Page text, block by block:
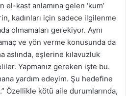
el-kast anlamına gelen ‘kum’
kadınları için sadece ilgilenme
olmamaları gerekiyor. Aynı
ve yön verme konusunda da
aslında, eşlerine kılavuzluk
Yapmanız gereken işte bu.
yardım edeyim. Şu hedefine
Özellikle kötü aile durumlarında,